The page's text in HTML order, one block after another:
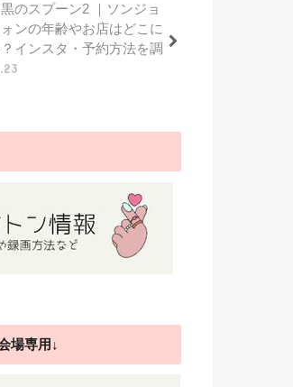
のスプーン2 ｜ソンジョ
ンの年齢やお店はどこに
インスタ・予約方法を調
場専用↓